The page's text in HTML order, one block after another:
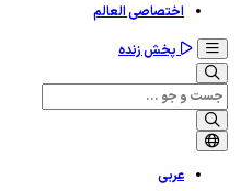
اختصاصی العالم
پخش زنده
عربی